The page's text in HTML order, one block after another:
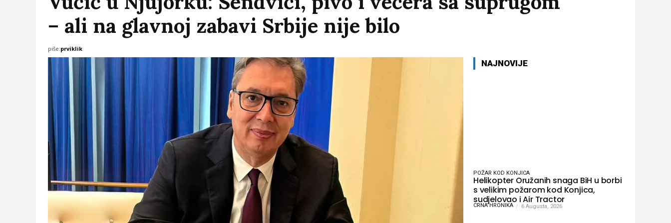
– ali na glavnoj zabavi Srbije nije bilo
piše:prviklik
NAJNOVIJE
POŽAR KOD KONJICA
Helikopter Oružanih snaga BiH u borbi
s velikim požarom kod Konjica,
sudjelovao i Air Tractor
CRNA HRONIKA 6 Augusta, 2026